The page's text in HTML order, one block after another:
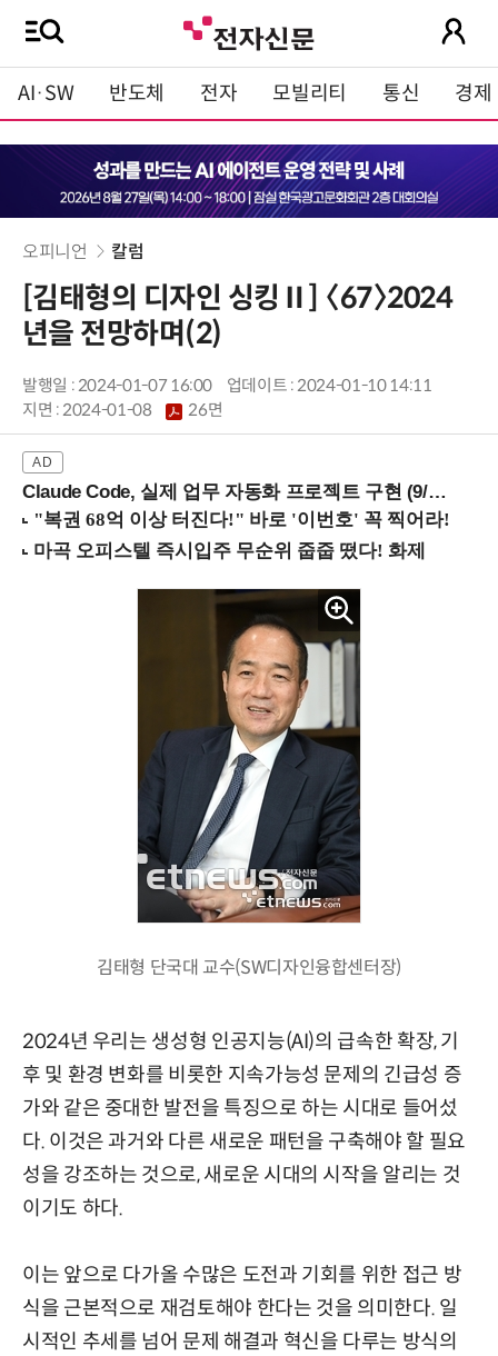
AI·SW 반도체 전자 모빌리티 통신 경제
오피니언 칼럼
[김태형의 디자인 싱킹Ⅱ] 〈67〉2024
년을 전망하며(2)
발행일 : 2024-01-07 16:00
업데이트 : 2024-01-10 14:11
지면 :2024-01-08 26면
Claude Code, 실제 업무 자동화 프로젝트 구현 (9/16 ~17 강남역)
김태형 단국대 교수(SW디자인융합센터장)
2024년 우리는 생성형 인공지능(AI)의 급속한 확장, 기
후 및 환경 변화를 비롯한 지속가능성 문제의 긴급성 증
가와 같은 중대한 발전을 특징으로 하는 시대로 들어섰
다. 이것은 과거와 다른 새로운 패턴을 구축해야 할 필요
성을 강조하는 것으로, 새로운 시대의 시작을 알리는 것
이기도 하다.
이는 앞으로 다가올 수많은 도전과 기회를 위한 접근 방
식을 근본적으로 재검토해야 한다는 것을 의미한다. 일
시적인 추세를 넘어 문제 해결과 혁신을 다루는 방식의